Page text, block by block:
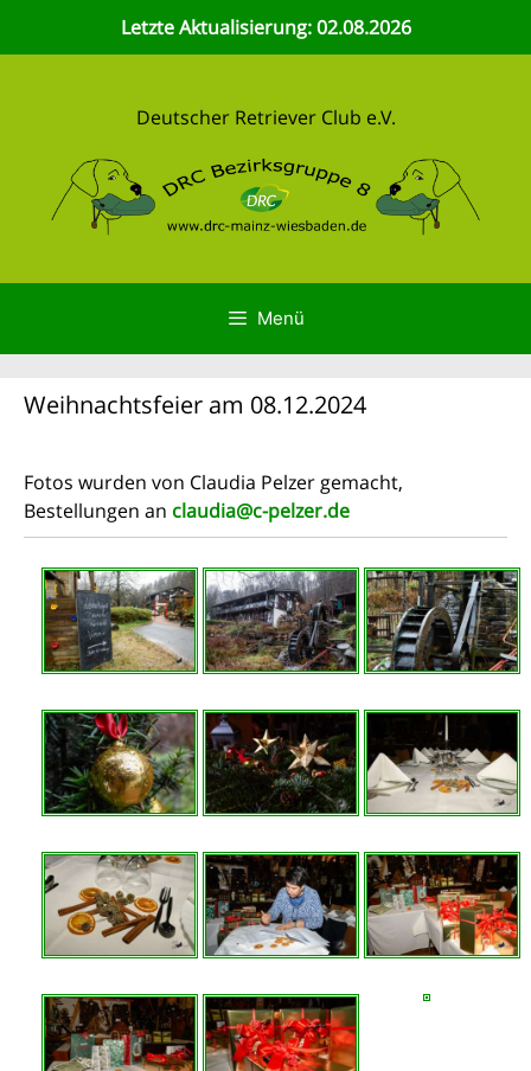
Letzte Aktualisierung: 02.08.2026
Deutscher Retriever Club e.V.
Menü
Weihnachtsfeier am 08.12.2024
Fotos wurden von Claudia Pelzer gemacht,
Bestellungen an claudia@c-pelzer.de